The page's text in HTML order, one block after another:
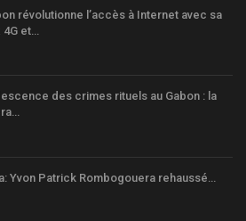
révolutionne l’accès à Internet avec sa
et…
des crimes rituels au Gabon : la
Yvon Patrick Rombogouera rehaussé…